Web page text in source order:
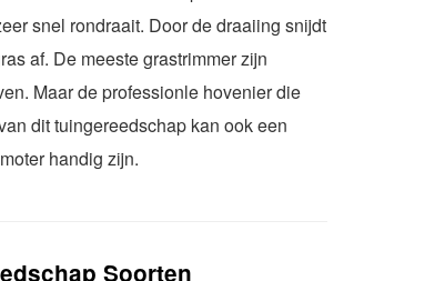
snel rondraait. Door de draaiing snijdt
af. De meeste grastrimmer zijn
Maar de professionle hovenier die
dit tuingereedschap kan ook een
handig zijn.
Soorten